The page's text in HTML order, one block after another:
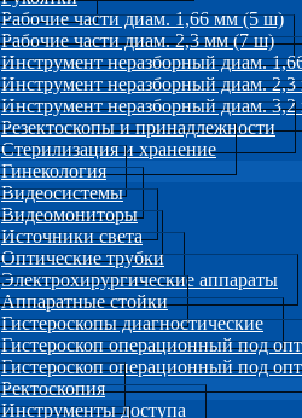
Рабочие части диам. 1,66 мм (5 ш)
Рабочие части диам. 2,3 мм (7 ш)
Инструмент неразборный диам.
Инструмент неразборный диам.
Инструмент неразборный диам.
Резектоскопы и принадлежности
Стерилизация и хранение
Гинекология
Видеосистемы
Видеомониторы
Источники света
Оптические трубки
Электрохирургические аппараты
Аппаратные стойки
Гистероскопы диагностические
Гистероскоп операционный под
Гистероскоп операционный под
Ректоскопия
Инструменты доступа